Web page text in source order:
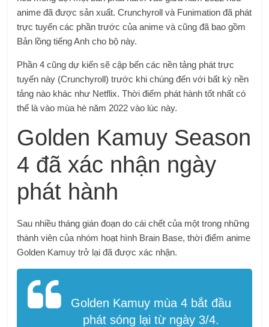
anime đã được sản xuất. Crunchyroll và Funimation đã phát
trực tuyến các phần trước của anime và cũng đã bao gồm
Bản lồng tiếng Anh cho bộ này.
Phần 4 cũng dự kiến ​​​​sẽ cập bến các nền tảng phát trực
tuyến này (Crunchyroll) trước khi chúng đến với bất kỳ nền
tảng nào khác như Netflix. Thời điểm phát hành tốt nhất có
thể là vào mùa hè năm 2022 vào lúc này.
Golden Kamuy Season
4 đã xác nhận ngày
phát hành
Sau nhiều tháng gián đoạn do cái chết của một trong những
thành viên của nhóm hoạt hình Brain Base, thời điểm anime
Golden Kamuy trở lại đã được xác nhận.
Golden Kamuy mùa 4 bắt đầu
phát sóng lại từ ngày 3/4.